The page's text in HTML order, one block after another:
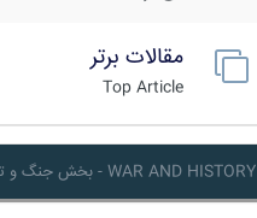
مقالات برتر
Top Article
WAR AND HISTORY - بخش جنگ و تاریخ